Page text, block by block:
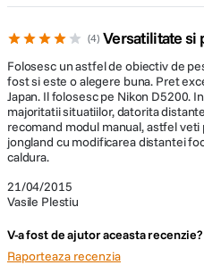
4 Versatilitate si
21/04/2015
Vasile Plestiu
Folosesc un astfel de obiectiv de
fost si este o alegere buna. Pret
Japan. Il folosesc pe Nikon D5200.
majoritatii situatiilor, datorita
recomand modul manual, astfel
jongland cu modificarea distantei
caldura.
V-a fost de ajutor aceasta recenzie?
Raporteaza recenzia